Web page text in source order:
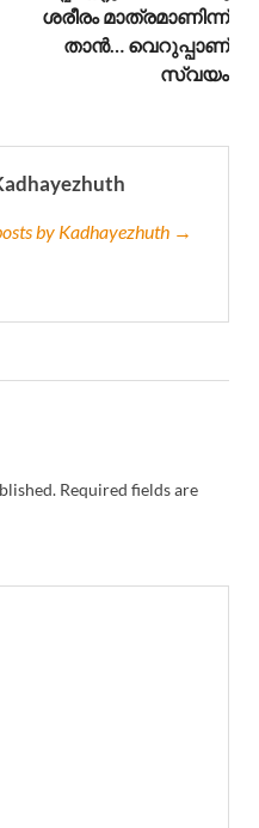
ശരീരം മാത്രമാണിന്ന്
താൻ… വെറുപ്പാണ്
സ്വയം
by Kadhayezhuth →
Required fields are